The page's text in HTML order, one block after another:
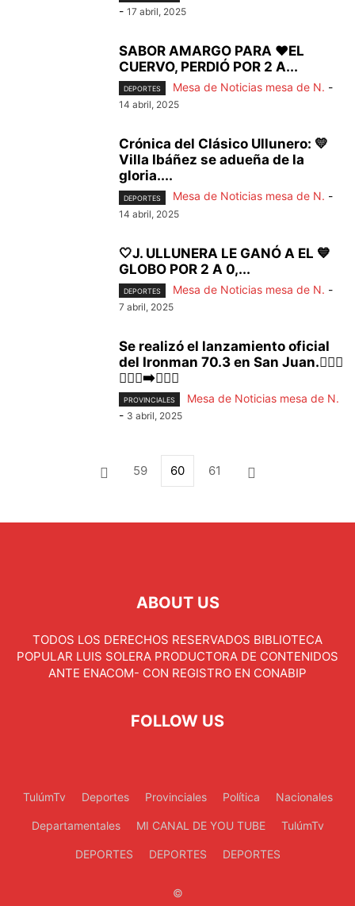
- 17 abril, 2025
SABOR AMARGO PARA ❤️EL
CUERVO, PERDIÓ POR 2 A...
DEPORTES Mesa de Noticias mesa de N. -
14 abril, 2025
Crónica del Clásico Ullunero: 💛
Villa Ibáñez se adueña de la
gloria....
DEPORTES Mesa de Noticias mesa de N. -
14 abril, 2025
🤍J. ULLUNERA LE GANÓ A EL 💙
GLOBO POR 2 A 0,...
DEPORTES Mesa de Noticias mesa de N. -
7 abril, 2025
Se realizó el lanzamiento oficial
del Ironman 70.3 en San Juan.🏃🏽‍♂️
🏃🏽‍♀️‍➡️🏊🏽‍♂️
PROVINCIALES
Mesa de Noticias mesa de N.
- 3 abril, 2025
59 60 61
ABOUT US
TODOS LOS DERECHOS RESERVADOS BIBLIOTECA
POPULAR LUIS SOLERA PRODUCTORA DE CONTENIDOS
ANTE ENACOM- CON REGISTRO EN CONABIP
FOLLOW US
TulúmTv Deportes Provinciales Política Nacionales
Departamentales MI CANAL DE YOU TUBE TulúmTv
DEPORTES DEPORTES DEPORTES
©